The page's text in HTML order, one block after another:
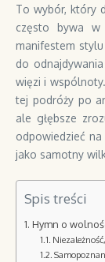
To wybór, który
często bywa
manifestem
do
więzi i
tej podróży po
ale głębsze
odpowiedzieć
jako samotny
Spis treści
Hymn o